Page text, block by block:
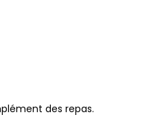
des repas.